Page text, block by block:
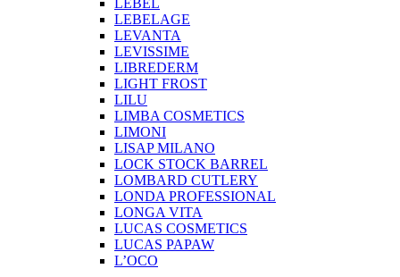
LEBEL
LEBELAGE
LEVANTA
LEVISSIME
LIBREDERM
LIGHT FROST
LILU
LIMBA COSMETICS
LIMONI
LISAP MILANO
LOCK STOCK BARREL
LOMBARD CUTLERY
LONDA PROFESSIONAL
LONGA VITA
LUCAS COSMETICS
LUCAS PAPAW
L’OCO